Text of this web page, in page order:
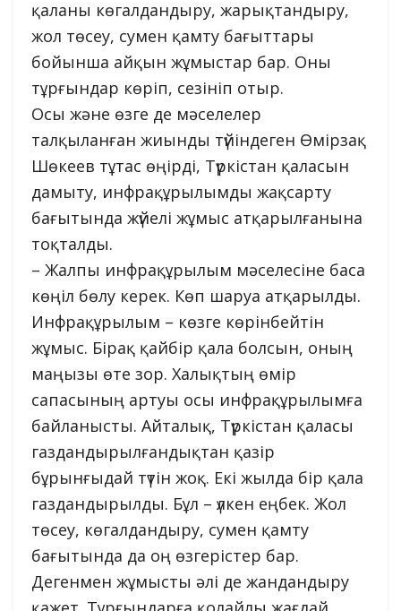
қаланы көгалдандыру, жарықтандыру,
жол төсеу, сумен қамту бағыттары
бойынша айқын жұмыстар бар. Оны
тұрғындар көріп, сезініп отыр.
Осы және өзге де мәселелер
талқыланған жиынды түйіндеген Өмірзақ
Шөкеев тұтас өңірді, Түркістан қаласын
дамыту, инфрақұрылымды жақсарту
бағытында жүйелі жұмыс атқарылғанына
тоқталды.
– Жалпы инфрақұрылым мәселесіне баса
көңіл бөлу керек. Көп шаруа атқарылды.
Инфрақұрылым – көзге көрінбейтін
жұмыс. Бірақ қайбір қала болсын, оның
маңызы өте зор. Халықтың өмір
сапасының артуы осы инфрақұрылымға
байланысты. Айталық, Түркістан қаласы
газдандырылғандықтан қазір
бұрынғыдай түтін жоқ. Екі жылда бір қала
газдандырылды. Бұл – үлкен еңбек. Жол
төсеу, көгалдандыру, сумен қамту
бағытында да оң өзгерістер бар.
Дегенмен жұмысты әлі де жандандыру